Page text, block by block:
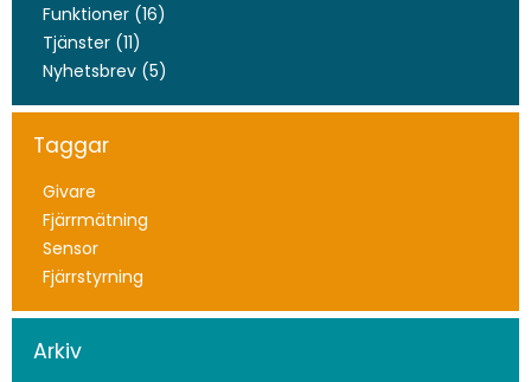
Funktioner (16)
Tjänster (11)
Nyhetsbrev (5)
Taggar
Givare
Fjärrmätning
Sensor
Fjärrstyrning
Arkiv